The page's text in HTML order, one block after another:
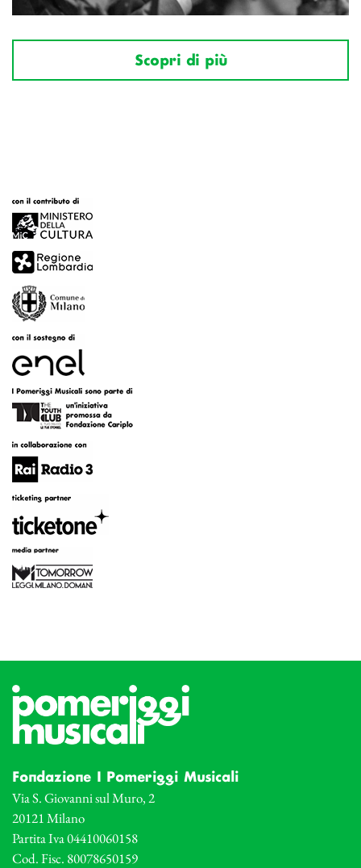
Scopri di più
Fondazione I Pomeriggi Musicali
Via S. Giovanni sul Muro, 2
20121 Milano
Partita Iva 04410060158
Cod. Fisc. 80078650159